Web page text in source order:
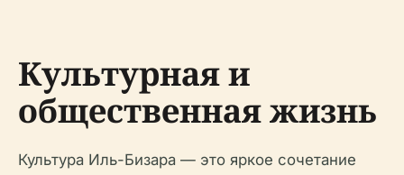
Культурная и
общественная жизнь
Культура Иль-Бизара — это яркое сочетание